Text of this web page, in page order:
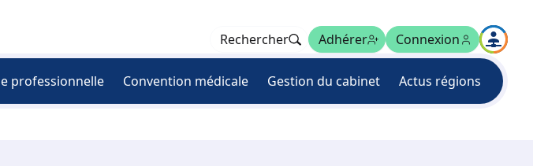
professionnelle Convention médicale Gestion du cabinet Actus régions
Rechercher Adhérer Connexion